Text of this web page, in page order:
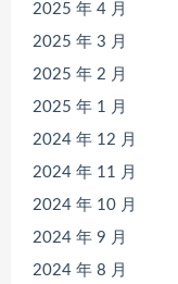
2025 年 4 月
2025 年 3 月
2025 年 2 月
2025 年 1 月
2024 年 12 月
2024 年 11 月
2024 年 10 月
2024 年 9 月
2024 年 8 月